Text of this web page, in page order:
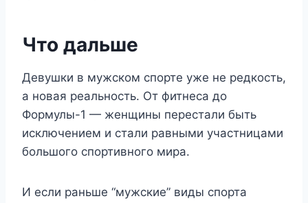
Что дальше
Девушки в мужском спорте уже не редкость,
а новая реальность. От фитнеса до
Формулы-1 — женщины перестали быть
исключением и стали равными участницами
большого спортивного мира.
И если раньше “мужские” виды спорта